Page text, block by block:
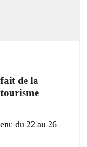
de la
du 22 au 26